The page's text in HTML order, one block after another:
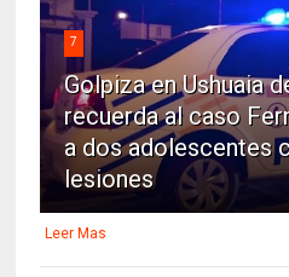
7
Golpiza en Ushuaia
recuerda al caso
a dos adolescentes
lesiones
Leer Mas